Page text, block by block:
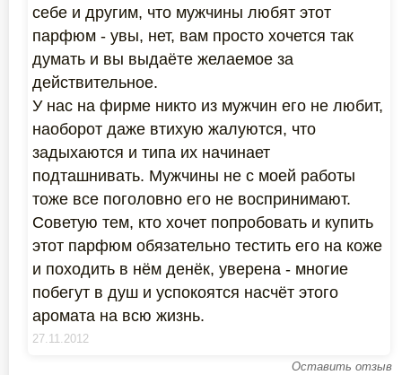
себе и другим, что мужчины любят этот
парфюм - увы, нет, вам просто хочется так
думать и вы выдаёте желаемое за
действительное.
У нас на фирме никто из мужчин его не любит,
наоборот даже втихую жалуются, что
задыхаются и типа их начинает
подташнивать. Мужчины не с моей работы
тоже все поголовно его не воспринимают.
Советую тем, кто хочет попробовать и купить
этот парфюм обязательно тестить его на коже
и походить в нём денёк, уверена - многие
побегут в душ и успокоятся насчёт этого
аромата на всю жизнь.
27.11.2012
Оставить отзыв